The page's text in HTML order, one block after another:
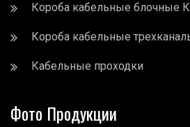
Короба кабельные блочные
Короба кабельные
Кабельные проходки
Фото Продукции